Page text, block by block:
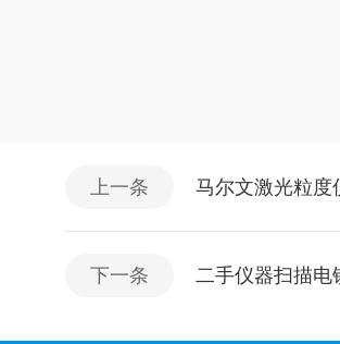
上一条 马尔文激光粒度
下一条 二手仪器扫描电